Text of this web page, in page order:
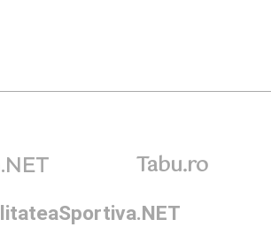
Tabu.ro